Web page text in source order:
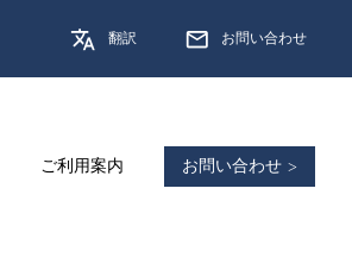
翻訳 お問い合わせ
ご利用案内 お問い合わせ